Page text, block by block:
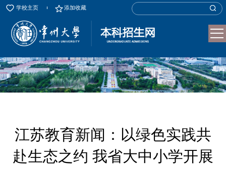
学校主页 添加收藏
江苏教育新闻：以绿色实践共
赴生态之约 我省大中小学开展